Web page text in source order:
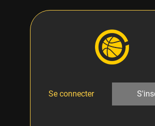
Se connecter